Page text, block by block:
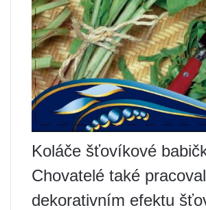
Koláče šťovíkové
Chovatelé také
dekorativním efektu